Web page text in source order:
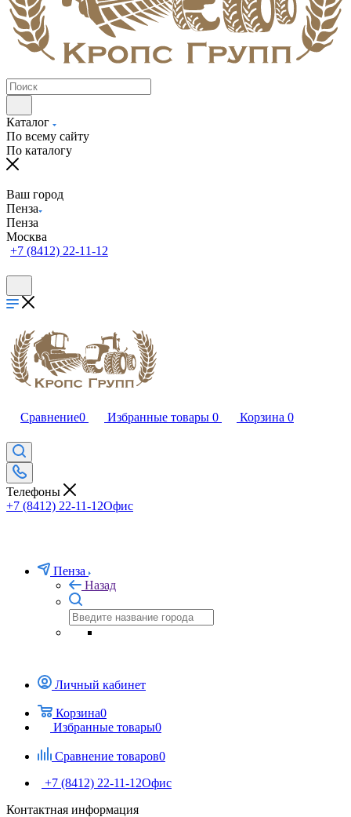
Каталог
По всему сайту
По каталогу
Ваш город
Пенза
Пенза
Москва
+7 (8412) 22-11-12
Сравнение0 Избранные товары 0 Корзина 0
Телефоны
+7 (8412) 22-11-12Офис
Пенза
Назад
Личный кабинет
Корзина0
Избранные товары0
Сравнение товаров0
+7 (8412) 22-11-12Офис
Контактная информация